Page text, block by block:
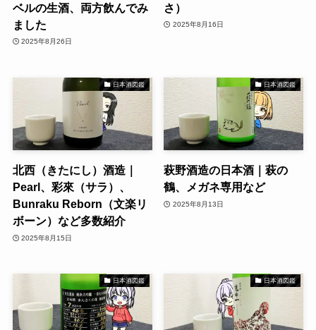
ベルの生酒、両方飲んでみ
ました
2025年8月26日
さ）
2025年8月16日
日本酒図鑑
北西（きたにし）酒造｜
Pearl、彩來（サラ）、
Bunraku Reborn（文楽リ
ボーン）など多数紹介
2025年8月15日
日本酒図鑑
萩野酒造の日本酒｜萩の
鶴、メガネ専用など
2025年8月13日
日本酒図鑑 日本酒図鑑